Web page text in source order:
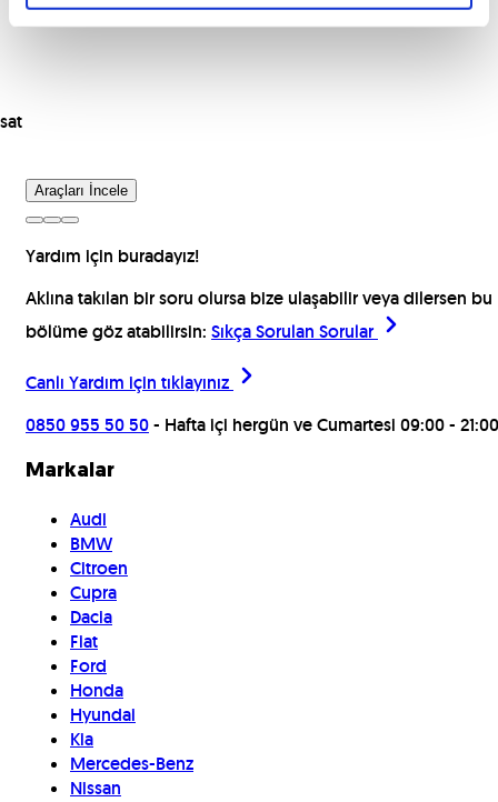
Araçları İncele
Yardım için buradayız!
Aklına takılan bir soru olursa bize ulaşabilir veya dilersen bu
bölüme göz atabilirsin: Sıkça Sorulan Sorular
Canlı Yardım için tıklayınız
0850 955 50 50- Hafta içi hergün ve Cumartesi 09:00 - 21:00
Markalar
Audi
BMW
Citroen
Cupra
Dacia
Fiat
Ford
Honda
Hyundai
Kia
Mercedes-Benz
Nissan